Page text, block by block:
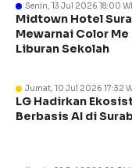
Senin, 13 Jul 2026 18:00
Midtown Hotel
Mewarnai Color
Liburan Sekolah
Jumat, 10 Jul 2026 17:32
LG Hadirkan
Berbasis AI di